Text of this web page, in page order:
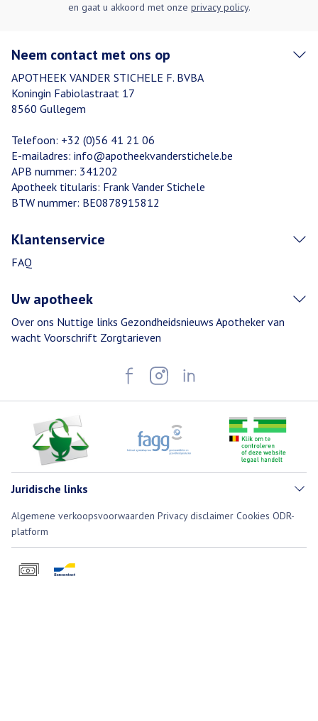
en gaat u akkoord met onze privacy policy.
Neem contact met ons op
APOTHEEK VANDER STICHELE F. BVBA
Koningin Fabiolastraat 17
8560 Gullegem
Telefoon: +32 (0)56 41 21 06
E-mailadres: info@apotheekvanderstichele.be
APB nummer: 341202
Apotheek titularis: Frank Vander Stichele
BTW nummer: BE0878915812
Klantenservice
FAQ
Uw apotheek
Over ons Nuttige links Gezondheidsnieuws Apotheker van
wacht Voorschrift Zorgtarieven
Juridische links
Algemene verkoopsvoorwaarden Privacy disclaimer Cookies ODR-
platform